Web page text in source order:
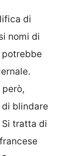
di
nomi di
blindare
tratta di